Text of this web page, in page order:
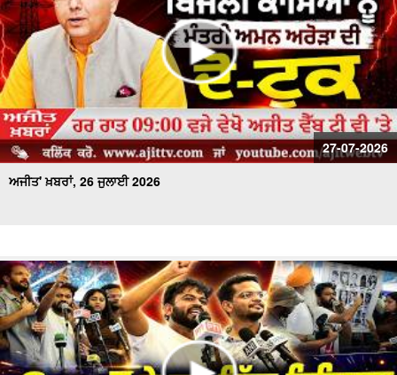
27-07-2026
ਅਜੀਤ' ਖ਼ਬਰਾਂ, 26 ਜੁਲਾਈ 2026